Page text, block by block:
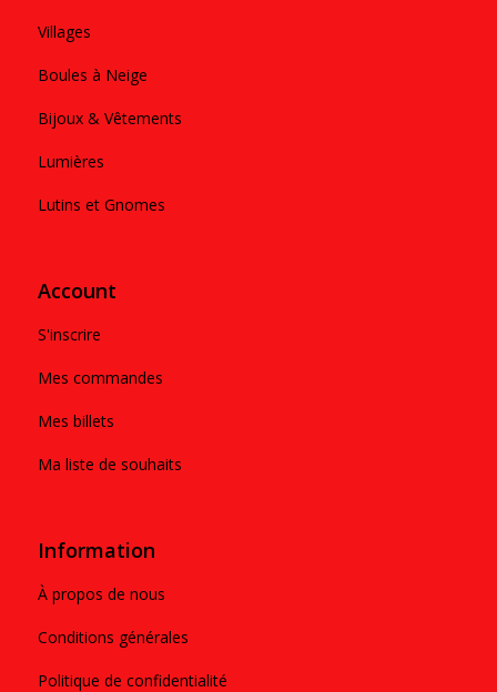
Villages
Boules à Neige
Bijoux & Vêtements
Lumières
Lutins et Gnomes
Account
S'inscrire
Mes commandes
Mes billets
Ma liste de souhaits
Information
À propos de nous
Conditions générales
Politique de confidentialité